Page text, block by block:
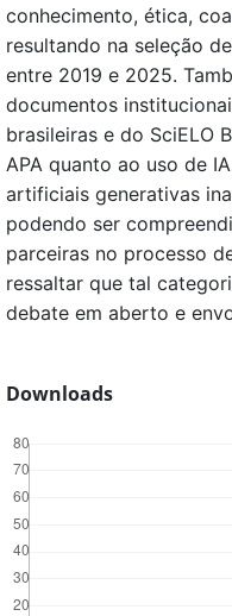
conhecimento, ética,
resultando na seleção
entre 2019 e 2025.
documentos
brasileiras e do SciELO
APA quanto ao uso de
artificiais generativas
podendo ser
parceiras no processo
ressaltar que tal
debate em aberto e
Downloads